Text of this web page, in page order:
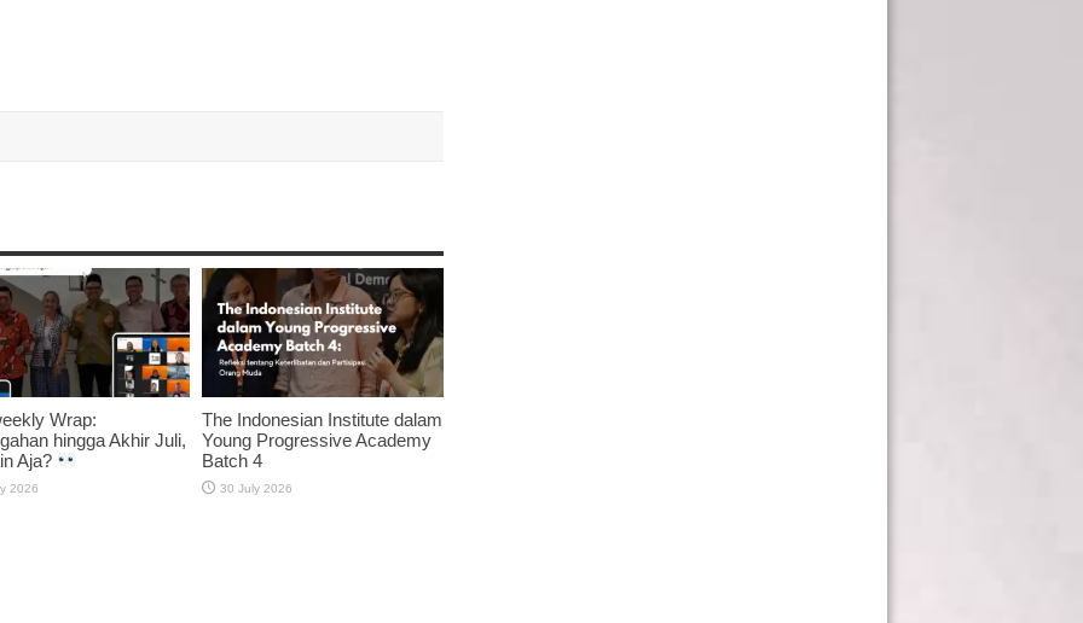
Wrap:
hingga Akhir Juli,
Aja?
2026
The Indonesian Institute dalam
Young Progressive Academy
Batch 4
30 July 2026